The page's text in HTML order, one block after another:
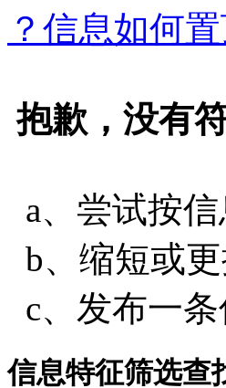
？信息如何
抱歉，没有
a、尝试按
b、缩短或
c、发布一
信息特征筛选查